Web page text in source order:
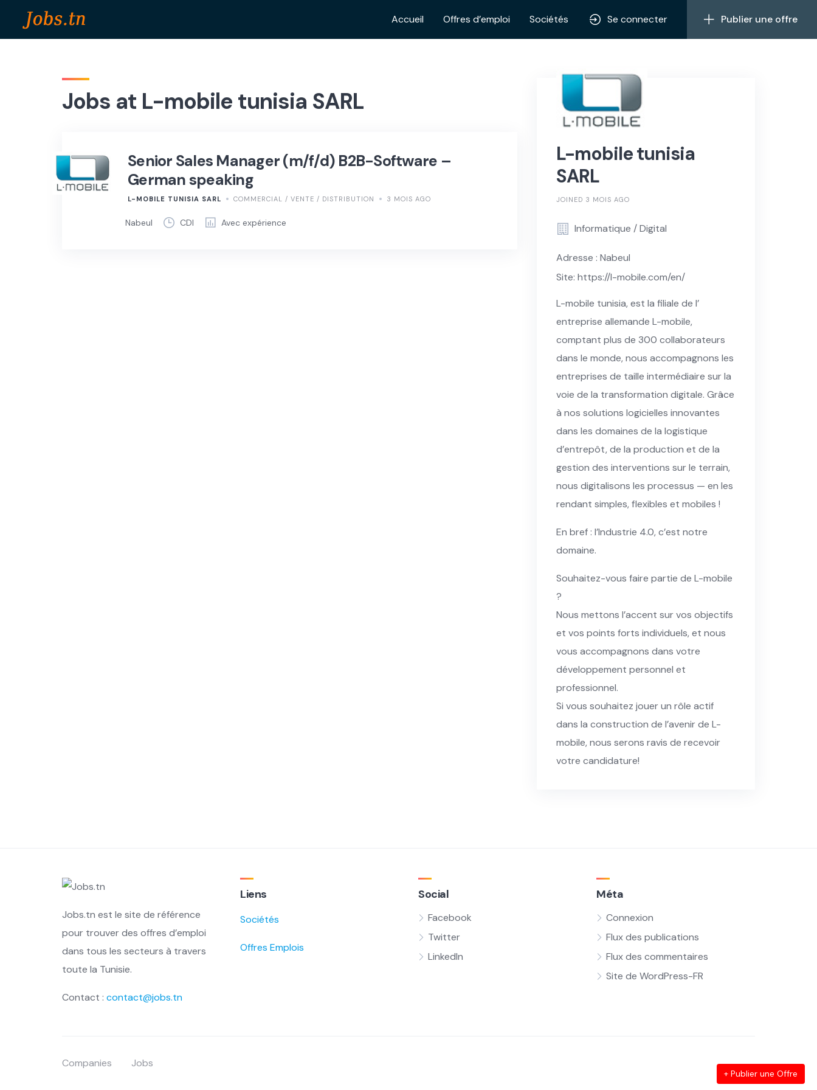
Accueil Offres d’emploi Sociétés Se connecter Publier une offre
Jobs at L-mobile tunisia SARL
Senior Sales Manager (m/f/d) B2B-Software –
German speaking
L-MOBILE TUNISIA SARL COMMERCIAL / VENTE / DISTRIBUTION 3 MOIS AGO
Nabeul CDI Avec expérience
L-mobile tunisia
SARL
JOINED 3 MOIS AGO
Informatique / Digital
Adresse : Nabeul
Site: https://l-mobile.com/en/
L-mobile tunisia, est la filiale de l’
entreprise allemande L-mobile,
comptant plus de 300 collaborateurs
dans le monde, nous accompagnons les
entreprises de taille intermédiaire sur la
voie de la transformation digitale. Grâce
à nos solutions logicielles innovantes
dans les domaines de la logistique
d’entrepôt, de la production et de la
gestion des interventions sur le terrain,
nous digitalisons les processus — en les
rendant simples, flexibles et mobiles !
En bref : l’Industrie 4.0, c’est notre
domaine.
Souhaitez-vous faire partie de L-mobile
?
Nous mettons l’accent sur vos objectifs
et vos points forts individuels, et nous
vous accompagnons dans votre
développement personnel et
professionnel.
Si vous souhaitez jouer un rôle actif
dans la construction de l’avenir de L-
mobile, nous serons ravis de recevoir
votre candidature!
Jobs.tn est le site de référence
pour trouver des offres d’emploi
dans tous les secteurs à travers
toute la Tunisie.
Contact : contact@jobs.tn
Liens
Sociétés
Offres Emplois
Social
Facebook
Twitter
LinkedIn
Méta
Connexion
Flux des publications
Flux des commentaires
Site de WordPress-FR
Companies Jobs
+ Publier une Offre